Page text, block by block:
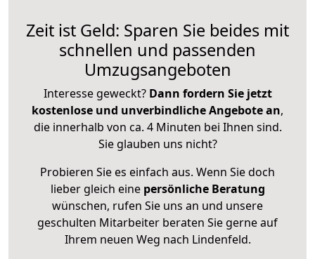
Zeit ist Geld: Sparen Sie beides mit
schnellen und passenden
Umzugsangeboten
Interesse geweckt? Dann fordern Sie jetzt
kostenlose und unverbindliche Angebote an,
die innerhalb von ca. 4 Minuten bei Ihnen sind.
Sie glauben uns nicht?
Probieren Sie es einfach aus. Wenn Sie doch
lieber gleich eine persönliche Beratung
wünschen, rufen Sie uns an und unsere
geschulten Mitarbeiter beraten Sie gerne auf
Ihrem neuen Weg nach Lindenfeld.